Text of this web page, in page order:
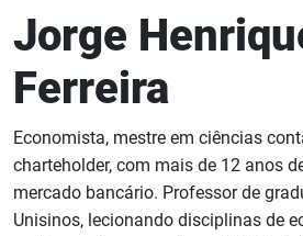
Jorge
Ferreira
Economista, mestre em ciências
charteholder, com mais de 12 anos
mercado bancário. Professor de
Unisinos, lecionando disciplinas de